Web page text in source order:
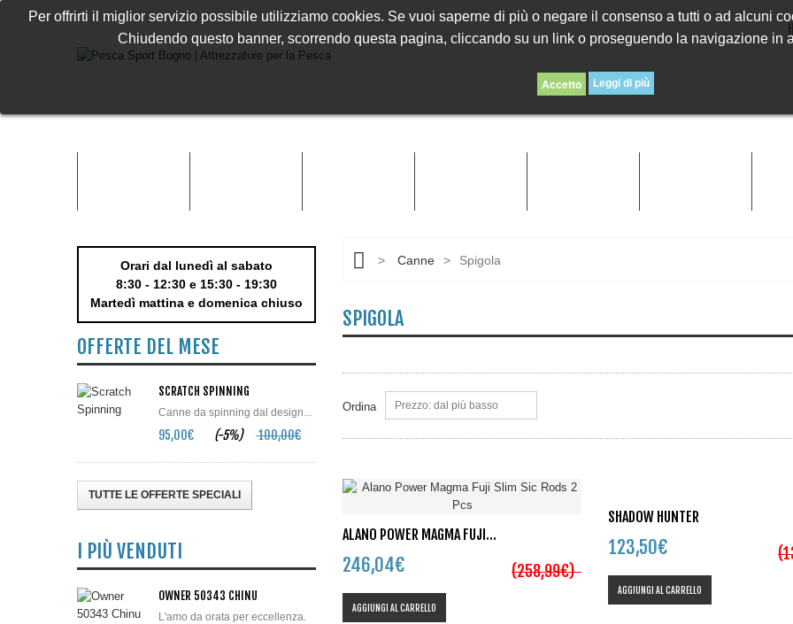
Per offrirti il miglior servizio possibile utilizziamo cookies. Se vuoi saperne di più o negare il consenso a tutti o ad alcuni
Chiudendo questo banner, scorrendo questa pagina, cliccando su un link o proseguendo la navigazione in
Leggi di più
Orari dal lunedì al sabato
8:30 - 12:30 e 15:30 - 19:30
Martedì mattina e domenica chiuso
OFFERTE DEL MESE
SCRATCH SPINNING
Canne da spinning dal design...
95,00€ (-5%) 100,00€
TUTTE LE OFFERTE SPECIALI
I PIÙ VENDUTI
OWNER 50343 CHINU
L'amo da orata per eccellenza.
> Canne > Spigola
SPIGOLA
Ordina Prezzo: dal più basso
ALANO POWER MAGMA FUJI...
246,04€ (258,99€)
AGGIUNGI AL CARRELLO
SHADOW HUNTER
123,50€
AGGIUNGI AL CARRELLO